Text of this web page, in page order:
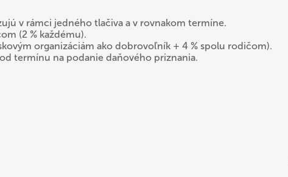
v rámci jedného tlačiva a v rovnakom termíne.
(2 % každému).
organizáciám ako dobrovoľník + 4 % spolu rodičom).
termínu na podanie daňového priznania.